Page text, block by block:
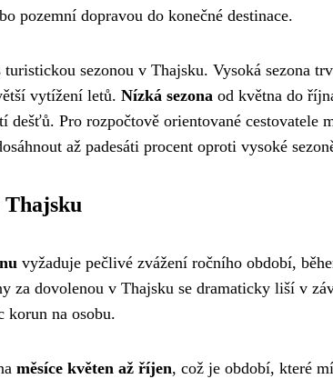
pozemní dopravou do konečné destinace.
sezonou v Thajsku. Vysoká sezona
vytížení letů. Nízká sezona od května do
Pro rozpočtově orientované cestovatele
až padesáti procent oproti vysoké
Thajsku
vyžaduje pečlivé zvážení ročního období,
za dovolenou v Thajsku se dramaticky liší v
na osobu.
měsíce květen až říjen, což je období, které